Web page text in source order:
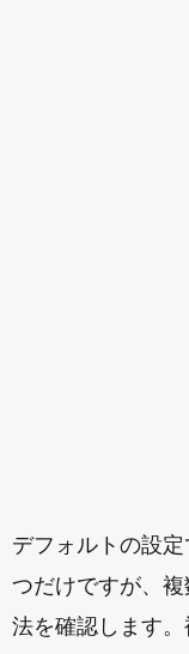
デフォルトの設
つだけですが、
法を確認します